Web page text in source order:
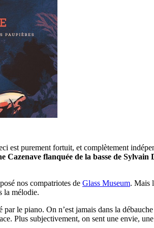
est purement fortuit, et complètement
Cazenave flanquée de la basse de Sylvain
nos compatriotes de Glass Museum. Mais
la mélodie.
le piano. On n’est jamais dans la
Plus subjectivement, on sent une envie,